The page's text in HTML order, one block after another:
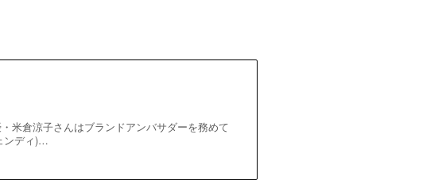
米倉涼子さんはブランドアンバサダーを務めて
ンディ)…